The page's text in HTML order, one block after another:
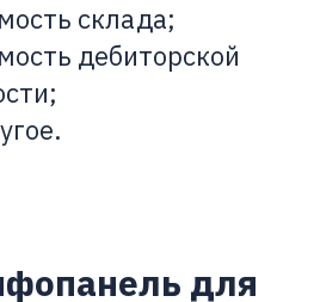
склада;
дебиторской
для